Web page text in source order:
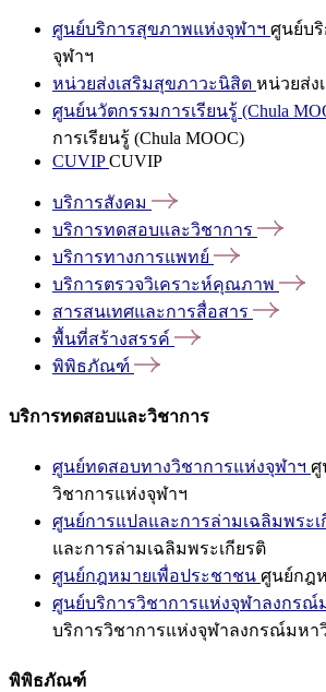
ศูนย์บริการสุขภาพแห่งจุฬาฯ ศูนย์บ
จุฬาฯ
หน่วยส่งเสริมสุขภาวะนิสิต หน่วยส่ง
ศูนย์นวัตกรรมการเรียนรู้ (Chula
การเรียนรู้ (Chula MOOC)
CUVIPCUVIP
บริการสังคม
บริการทดสอบและวิชาการ
บริการทางการแพทย์
บริการตรวจวิเคราะห์คุณภาพ
สารสนเทศและการสื่อสาร
พื้นที่สร้างสรรค์
พิพิธภัณฑ์
บริการทดสอบและวิชาการ
ศูนย์ทดสอบทางวิชาการแห่งจุฬาฯ ศู
วิชาการแห่งจุฬาฯ
ศูนย์การแปลและการล่ามเฉลิมพระเ
และการล่ามเฉลิมพระเกียรติ
ศูนย์กฎหมายเพื่อประชาชน ศูนย์กฎ
ศูนย์บริการวิชาการแห่งจุฬาลงกรณ์
บริการวิชาการแห่งจุฬาลงกรณ์มหา
พิพิธภัณฑ์